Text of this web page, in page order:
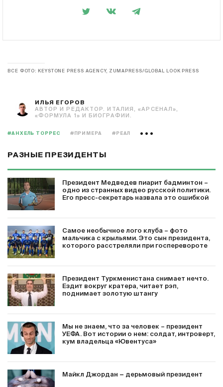
ВСЕ ФОТО: KEYSTONE PRESS AGENCY, ZUMAPRESS/GLOBAL LOOK PRESS
ИЛЬЯ ЕГОРОВ
АВТОР И РЕДАКТОР. ИТАЛИЯ, «АРСЕНАЛ»,
«ФОРМУЛА 1» И БИОГРАФИИ.
#АНХЕЛЬ ТОРРЕС #ПРИМЕРА #РЕАЛ
РАЗНЫЕ ПРЕЗИДЕНТЫ
Президент Медведев пиарит бадминтон –
одно из странных видео русской политики.
Его пресс-секретарь назвала это ошибкой
Самое необычное лого клуба – фото
мальчика с крыльями. Это сын президента,
которого расстреляли при госперевороте
Президент Туркменистана снимает нечто.
Ездит вокруг кратера, читает рэп,
поднимает золотую штангу
Мы не знаем, что за человек – президент
УЕФА. Вот истории о нем: солдат, интроверт,
кум владельца «Ювентуса»
Майкл Джордан − дерьмовый президент